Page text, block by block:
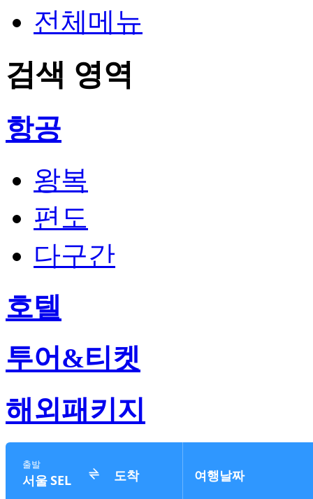
전체메뉴
검색 영역
항공
왕복
편도
다구간
호텔
투어&티켓
해외패키지